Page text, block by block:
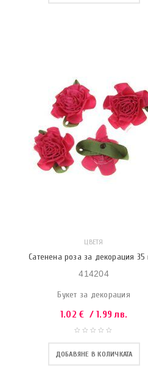
ЦВЕТЯ
Сатенена роза за декорация 35
414204
Букет за декорация
1.02€ / 1.99 лв.
ДОБАВЯНЕ В КОЛИЧКАТА